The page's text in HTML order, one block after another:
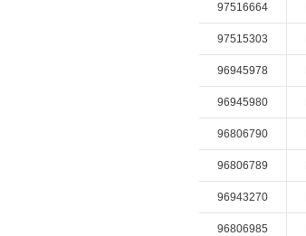
97516664
97515303
96945978
96945980
96806790
96806789
96943270
96806985